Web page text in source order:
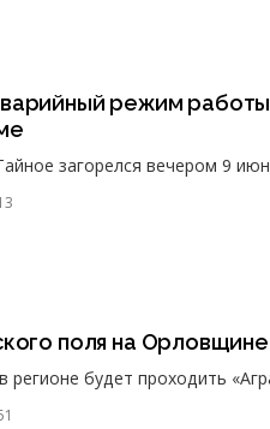
режим работы
загорелся вечером 9
поля на
регионе будет проходить